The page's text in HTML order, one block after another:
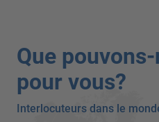
Que
pour vous?
Interlocuteurs dans le